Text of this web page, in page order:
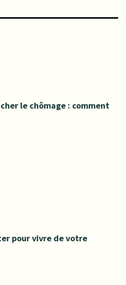
le chômage : comment
pour vivre de votre